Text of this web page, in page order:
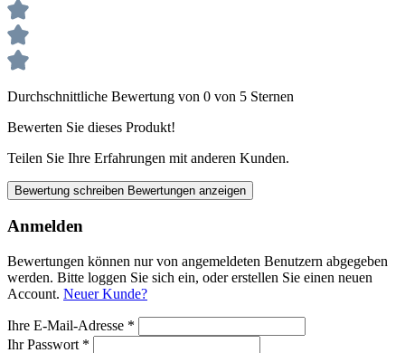
Durchschnittliche Bewertung von 0 von 5 Sternen
Bewerten Sie dieses Produkt!
Teilen Sie Ihre Erfahrungen mit anderen Kunden.
Bewertung schreiben Bewertungen anzeigen
Anmelden
Bewertungen können nur von angemeldeten Benutzern abgegeben
werden. Bitte loggen Sie sich ein, oder erstellen Sie einen neuen
Account. Neuer Kunde?
Ihre E-Mail-Adresse *
Ihr Passwort *